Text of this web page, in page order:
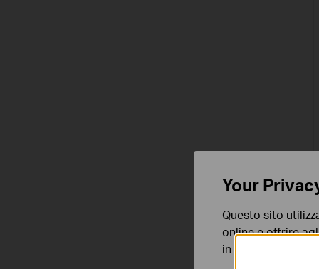
Your
Questo sito
online e offrire
in qualunque